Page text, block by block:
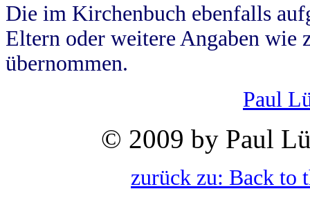
Die im Kirchenbuch ebenfalls
Eltern oder weitere Angaben wie
übernommen.
Paul
© 2009 by Paul
zurück zu: Back to